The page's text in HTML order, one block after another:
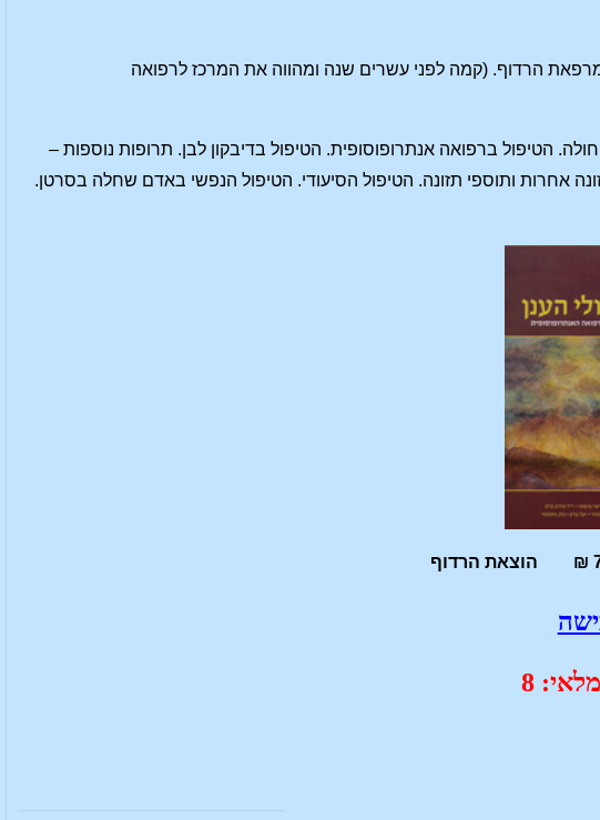
הרדוף. (קמה לפני עשרים שנה ומהווה את המרכז לרפואה
הטיפול ברפואה אנתרופוסופית. הטיפול בדיבקון לבן. תרופות נוספות –
אחרות ותוספי תזונה. הטיפול הסיעודי. הטיפול הנפשי באדם שחלה בסרטן.
8